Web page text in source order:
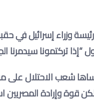
وزراء إسرائيل في
شعب الاحتلال على
قوة وإرادة